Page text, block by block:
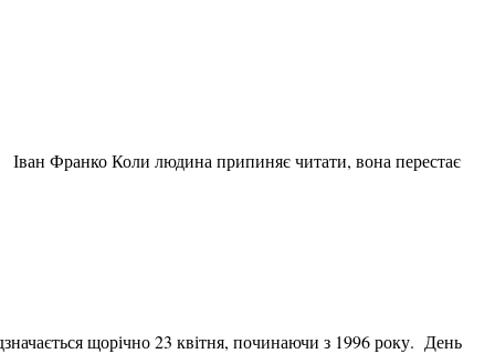
Коли людина припиняє читати, вона перестає
щорічно 23 квітня, починаючи з 1996 року. День